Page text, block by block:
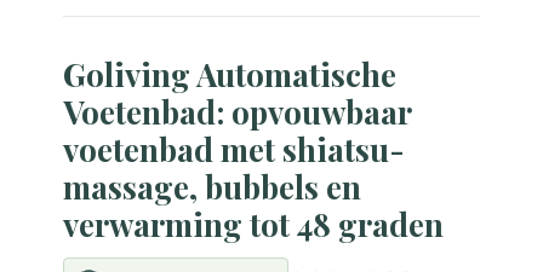
Goliving Automatische
Voetenbad: opvouwbaar
voetenbad met shiatsu-
massage, bubbels en
verwarming tot 48 graden